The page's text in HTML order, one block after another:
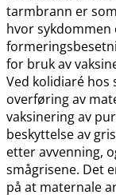
tarmbrann er
hvor sykdommen
for bruk av
Ved kolidiaré hos
overføring av
vaksinering av
beskyttelse av
etter avvenning,
smågrisene. Det
på at maternale